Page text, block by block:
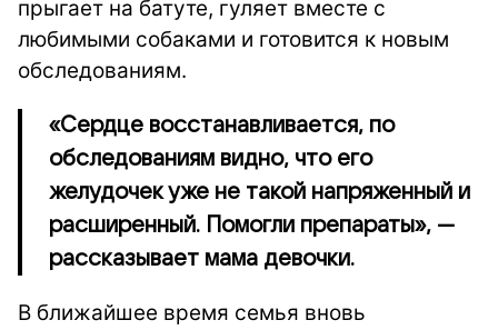
прыгает на батуте, гуляет вместе с
любимыми собаками и готовится к новым
обследованиям.
«Сердце восстанавливается, по
обследованиям видно, что его
желудочек уже не такой напряженный и
расширенный. Помогли препараты», —
рассказывает мама девочки.
В ближайшее время семья вновь